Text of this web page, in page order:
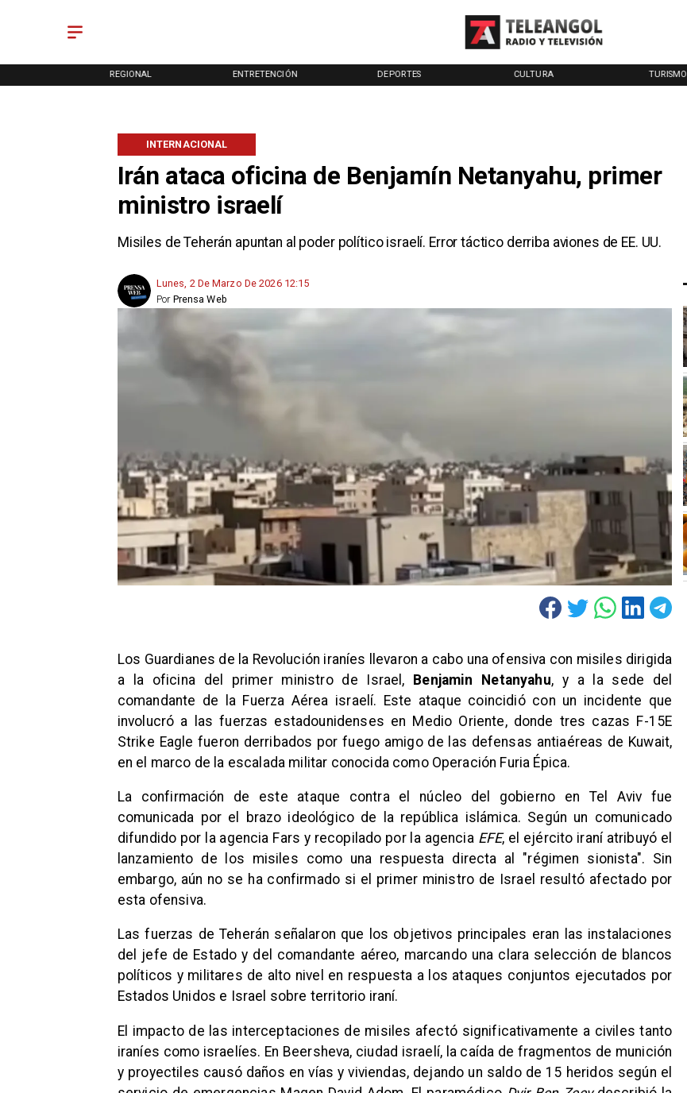
REGIONAL ENTRETENCIÓN DEPORTES CULTURA TURISMO
Irán ataca oficina de Benjamín Netanyahu, primer
ministro israelí
Misiles de Teherán apuntan al poder político israelí. Error táctico derriba aviones de EE. UU.
INTERNACIONAL
Lunes, 2 De Marzo De 2026 12:15
Prensa Web
Por
Los Guardianes de la Revolución iraníes llevaron a cabo una ofensiva con misiles dirigida
a la oficina del primer ministro de Israel, Benjamin Netanyahu, y a la sede del
comandante de la Fuerza Aérea israelí. Este ataque coincidió con un incidente que
involucró a las fuerzas estadounidenses en Medio Oriente, donde tres cazas F-15E
Strike Eagle fueron derribados por fuego amigo de las defensas antiaéreas de Kuwait,
en el marco de la escalada militar conocida como Operación Furia Épica.
La confirmación de este ataque contra el núcleo del gobierno en Tel Aviv fue
comunicada por el brazo ideológico de la república islámica. Según un comunicado
difundido por la agencia Fars y recopilado por la agencia EFE, el ejército iraní atribuyó el
lanzamiento de los misiles como una respuesta directa al "régimen sionista". Sin
embargo, aún no se ha confirmado si el primer ministro de Israel resultó afectado por
esta ofensiva.
Las fuerzas de Teherán señalaron que los objetivos principales eran las instalaciones
del jefe de Estado y del comandante aéreo, marcando una clara selección de blancos
políticos y militares de alto nivel en respuesta a los ataques conjuntos ejecutados por
Estados Unidos e Israel sobre territorio iraní.
El impacto de las interceptaciones de misiles afectó significativamente a civiles tanto
iraníes como israelíes. En Beersheva, ciudad israelí, la caída de fragmentos de munición
y proyectiles causó daños en vías y viviendas, dejando un saldo de 15 heridos según el